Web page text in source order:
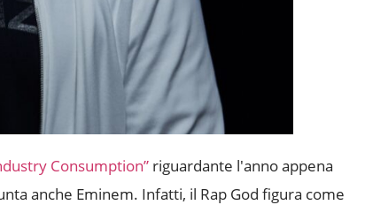
Consumption” riguardante l'anno appena
anche Eminem. Infatti, il Rap God figura come